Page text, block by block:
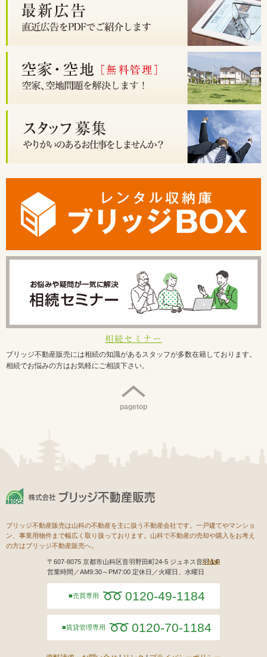
相続セミナー
ブリッジ不動産販売には相続の知識があるスタッフが多数在籍しております。
相続でお悩みの方はお気軽にご相談下さい。
pagetop
ブリッジ不動産販売は山科の不動産を主に扱う不動産会社です。一戸建てやマンショ
ン、事業用物件まで幅広く取り扱っております。山科で不動産の売却や購入をお考え
の方はブリッジ不動産販売へ。
Map
〒607-8075 京都市山科区音羽野田町24-5 ジュネス音羽１F
営業時間／AM9:30～PM7:00 定休日／火曜日、水曜日
売買専用 0120-49-1184
賃貸管理専用 0120-70-1184